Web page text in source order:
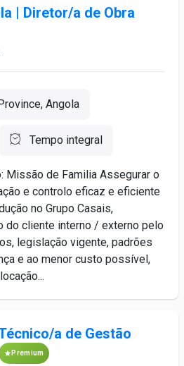
| Diretor/a de Obra
Angola
Tempo integral
Missão de Familia Assegurar o
e controlo eficaz e eficiente
no Grupo Casais,
do cliente interno / externo pelo
legislação vigente, padrões
e ao menor custo possível,
a de Gestão
Premium